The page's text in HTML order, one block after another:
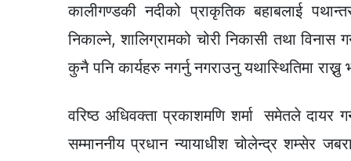
कालीगण्डकी नदीको प्राकृतिक बहाबलाई
निकाल्ने, शालिग्रामको चोरी निकासी तथा
कुनै पनि कार्यहरु नगर्नु नगराउनु यथास्थितिमा
वरिष्ठ अधिवक्ता प्रकाशमणि शर्मा समेतले दायर
सम्माननीय प्रधान न्यायाधीश चोलेन्द्र शम्सेर